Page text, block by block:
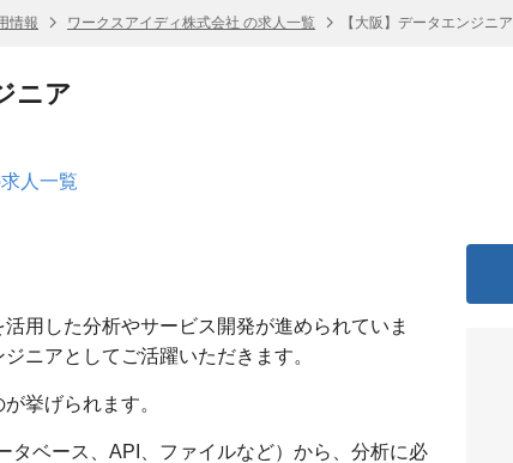
情報 ワークスアイディ株式会社 の求人一覧 【大阪】データエンジニア
ニア
人一覧
用した分析やサービス開発が進められていま
ニアとしてご活躍いただきます。
挙げられます。
タベース、API、ファイルなど）から、分析に必